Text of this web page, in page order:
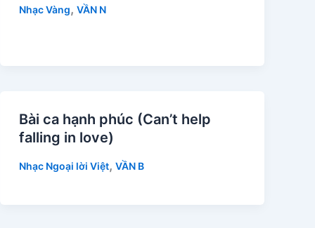
Nhạc Vàng, VẦN N
Bài ca hạnh phúc (Can’t help
falling in love)
Nhạc Ngoại lời Việt, VẦN B